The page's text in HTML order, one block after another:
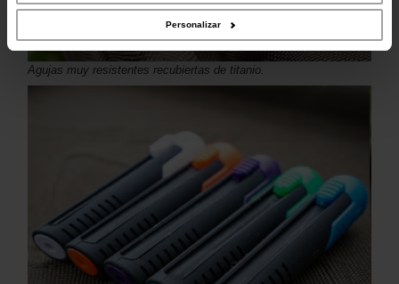
Personalizar
Agujas muy resistentes recubiertas de titanio.